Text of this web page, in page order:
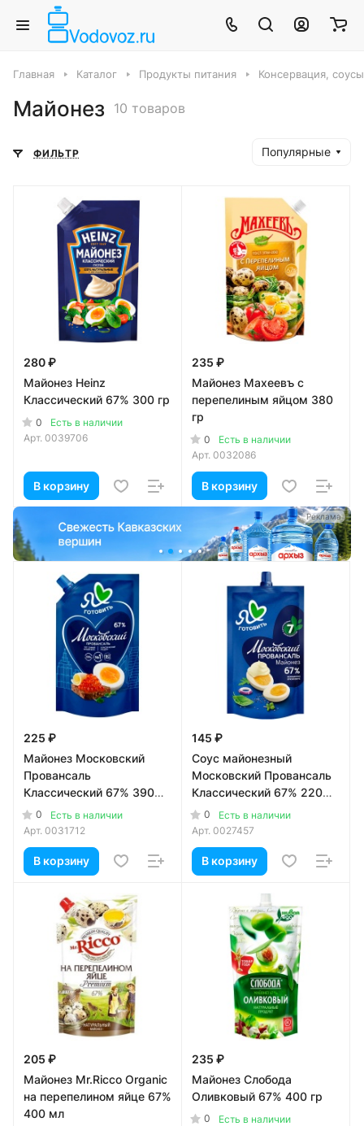
Главная Каталог Продукты питания Консервация,
Майонез 10 товаров
ФИЛЬТР Популярные
280 ₽
Майонез Heinz
Классический 67% 300 гр
0
Есть в наличии
Арт. 0039706
В корзину
Реклама
235 ₽
Майонез Махеевъ с
перепелиным яйцом 380
гр
0
Есть в наличии
Арт. 0032086
В корзину
225 ₽
Майонез Московский
Провансаль
Классический 67% 390
мл0
Есть в наличии
Арт. 0031712
В корзину
145 ₽
Соус майонезный
Московский Провансаль
Классический 67% 220
мл0
Есть в наличии
Арт. 0027457
В корзину
205 ₽
Майонез Mr.Ricco Organic
на перепелином яйце 67%
400 мл
235 ₽
Майонез Слобода
Оливковый 67% 400 гр
0
Есть в наличии